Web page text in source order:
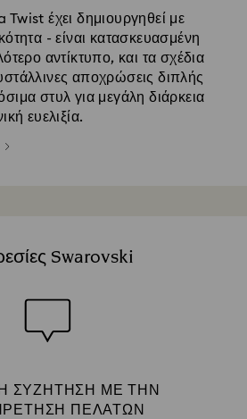
έχει δημιουργηθεί με
- είναι κατασκευασμένη
αντίκτυπο, και τα σχέδια
αποχρώσεις διπλής
στυλ για μεγάλη διάρκεια
ευελιξία.
Swarovski
ΠΕΛΑΤΏΝ